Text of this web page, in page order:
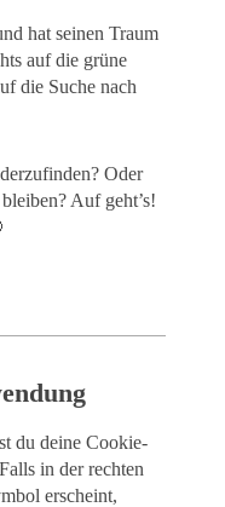
hat seinen Traum
auf die grüne
die Suche nach
Oder
Auf geht’s!
du deine Cookie-
in der rechten
erscheint,